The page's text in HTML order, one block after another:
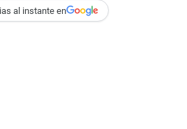
al instante en